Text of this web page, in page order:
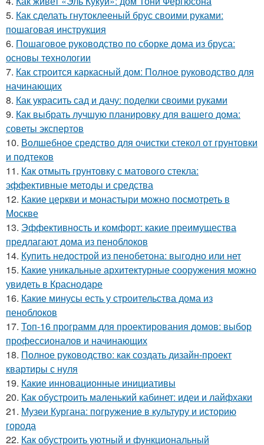
5. Как сделать гнутоклееный брус своими руками:
пошаговая инструкция
6. Пошаговое руководство по сборке дома из бруса:
основы технологии
7. Как строится каркасный дом: Полное руководство для
начинающих
8. Как украсить сад и дачу: поделки своими руками
9. Как выбрать лучшую планировку для вашего дома:
советы экспертов
10. Волшебное средство для очистки стекол от грунтовки
и подтеков
11. Как отмыть грунтовку с матового стекла:
эффективные методы и средства
12. Какие церкви и монастыри можно посмотреть в
Москве
13. Эффективность и комфорт: какие преимущества
предлагают дома из пеноблоков
14. Купить недострой из пенобетона: выгодно или нет
15. Какие уникальные архитектурные сооружения можно
увидеть в Краснодаре
16. Какие минусы есть у строительства дома из
пеноблоков
17. Топ-16 программ для проектирования домов: выбор
профессионалов и начинающих
18. Полное руководство: как создать дизайн-проект
квартиры с нуля
19. Какие инновационные инициативы
20. Как обустроить маленький кабинет: идеи и лайфхаки
21. Музеи Кургана: погружение в культуру и историю
города
22. Как обустроить уютный и функциональный